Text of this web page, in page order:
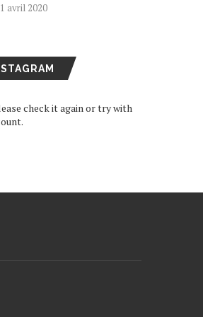
1 avril 2020
check it again or try with